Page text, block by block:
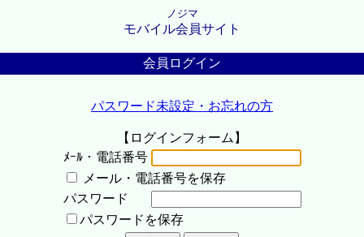
ノジマ
モバイル会員サイト
会員ログイン
パスワード未設定・お忘れの方
【ログインフォーム】
ﾒｰﾙ・電話番号
メール・電話番号を保存
パスワード
パスワードを保存